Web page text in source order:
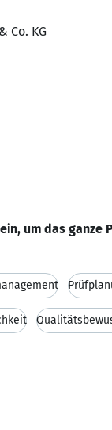
Co. KG
um das ganze